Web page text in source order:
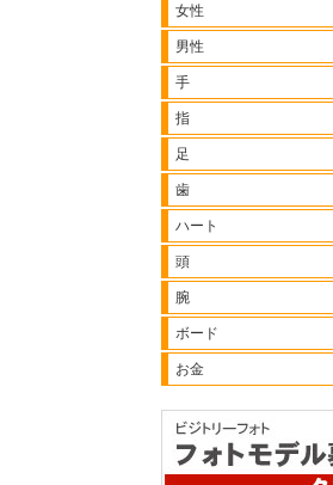
女性
男性
手
指
足
歯
ハート
頭
腕
ボード
お金